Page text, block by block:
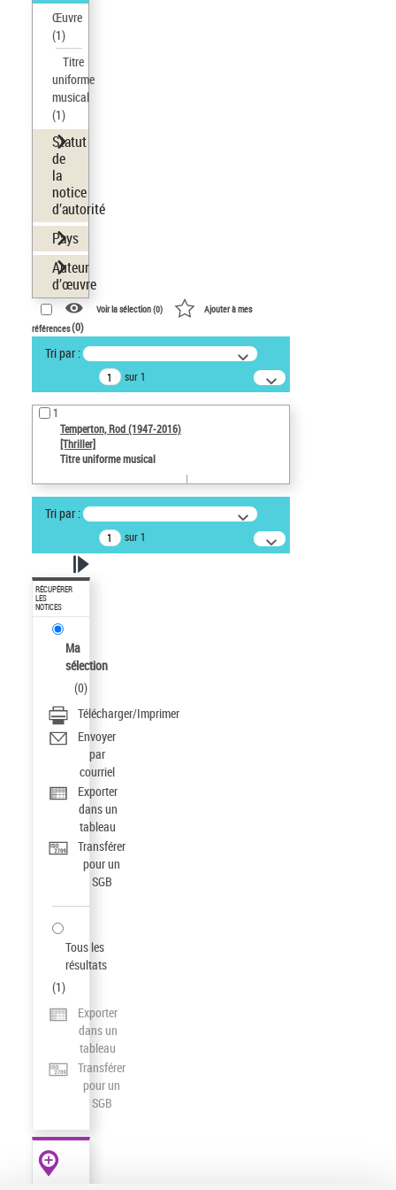
Œuvre
(1)
Titre
uniforme
musical
(1)
Statut
de
la
notice
d’autorité
Pays
Auteur
d’œuvre
Voir la sélection (0)
Ajouter à mes
références(0)
Tri par :
sur 1
1
Temperton, Rod (1947-2016)
[Thriller]
Titre uniforme musical
Tri par :
sur 1
RÉCUPÉRER
LES
NOTICES
Ma
sélection
(0)
Télécharger/Imprimer
Envoyer
par
courriel
Exporter
dans un
tableau
Transférer
pour un
SGB
Tous les
résultats
(1)
Exporter
dans un
tableau
Transférer
pour un
SGB